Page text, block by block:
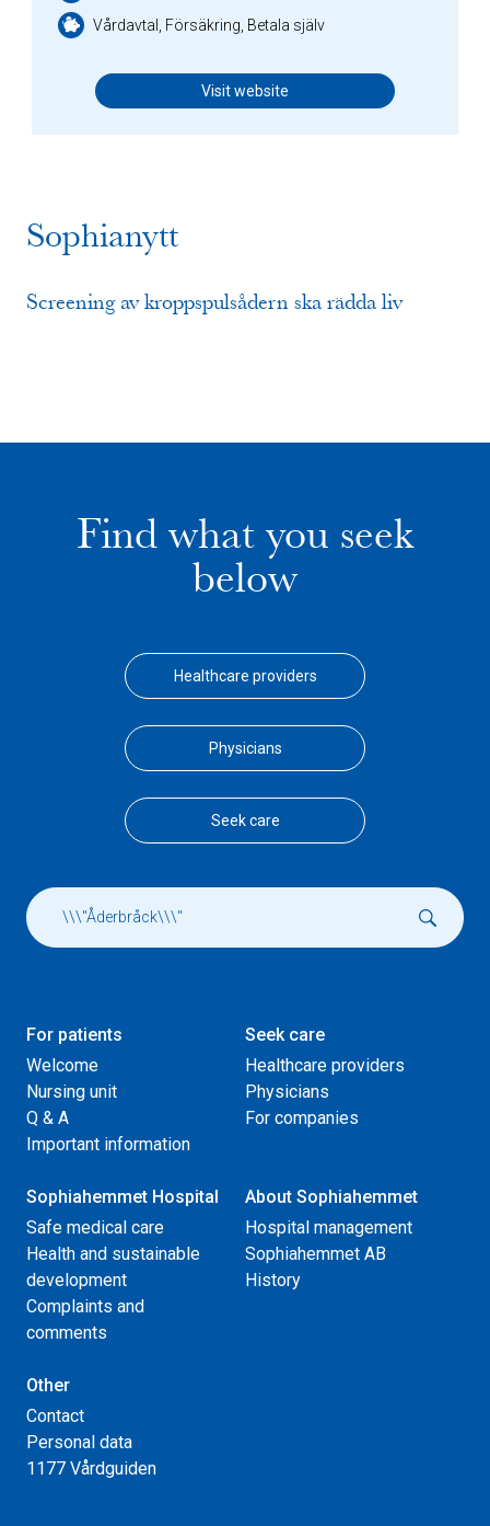
Vårdavtal, Försäkring, Betala själv
Visit website
Sophianytt
Screening av kroppspulsådern ska rädda liv
Find what you seek
below
Healthcare providers
Physicians
Seek care
For patients
Welcome
Nursing unit
Q & A
Important information
Seek care
Healthcare providers
Physicians
For companies
Sophiahemmet Hospital
Safe medical care
Health and sustainable
development
Complaints and
comments
About Sophiahemmet
Hospital management
Sophiahemmet AB
History
Other
Contact
Personal data
1177 Vårdguiden